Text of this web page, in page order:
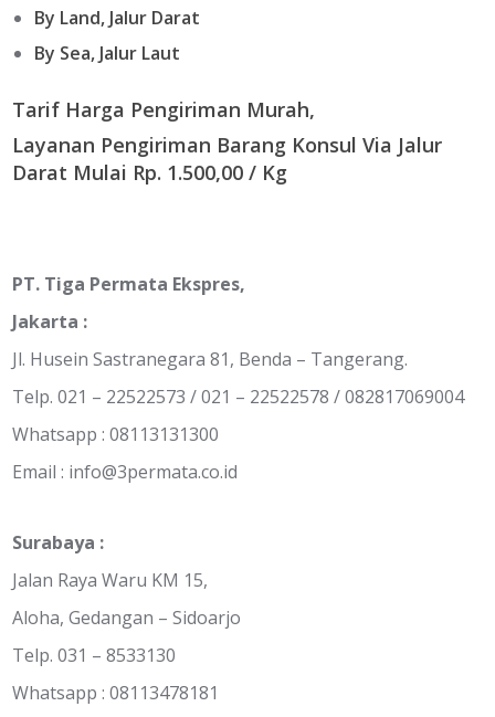
By Land, Jalur Darat
By Sea, Jalur Laut
Tarif Harga Pengiriman Murah,
Layanan Pengiriman Barang Konsul Via Jalur
Darat Mulai Rp. 1.500,00 / Kg
PT. Tiga Permata Ekspres,
Jakarta :
Jl. Husein Sastranegara 81, Benda – Tangerang.
Telp. 021 – 22522573 / 021 – 22522578 / 082817069004
Whatsapp : 08113131300
Email : info@3permata.co.id
Surabaya :
Jalan Raya Waru KM 15,
Aloha, Gedangan – Sidoarjo
Telp. 031 – 8533130
Whatsapp : 08113478181